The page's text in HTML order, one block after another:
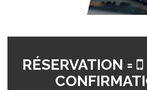
RÉSERVATION =